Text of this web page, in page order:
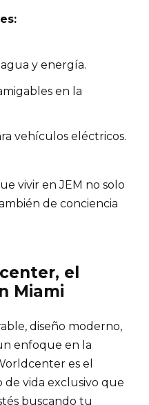
y energía.
en la
vehículos eléctricos.
vivir en JEM no solo
de conciencia
el
Miami
diseño moderno,
enfoque en la
es el
vida exclusivo que
buscando tu